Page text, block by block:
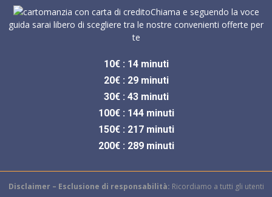
Chiama e seguendo la voce
guida sarai libero di scegliere tra le nostre convenienti offerte per
te
10€ : 14 minuti
20€ : 29 minuti
30€ : 43 minuti
100€ : 144 minuti
150€ : 217 minuti
200€ : 289 minuti
Disclaimer – Esclusione di responsabilità: Ricordiamo a tutti gli utenti